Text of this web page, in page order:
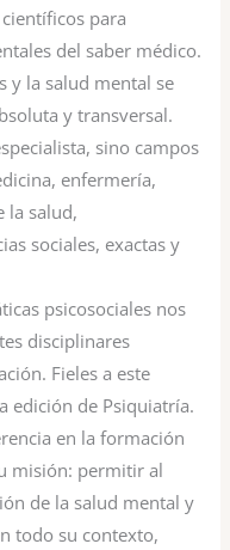
para
del saber médico.
y la salud mental se
y transversal.
sino campos
enfermería,
la salud,
sociales, exactas y
psicosociales nos
disciplinares
Fieles a este
edición de Psiquiatría.
en la formación
misión: permitir al
de la salud mental y
todo su contexto,